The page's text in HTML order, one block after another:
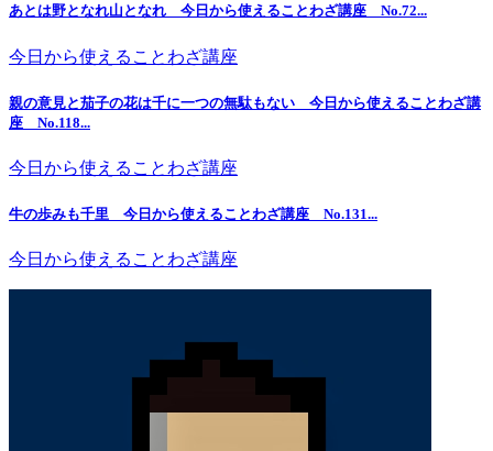
あとは野となれ山となれ 今日から使えることわざ講座 No.72...
今日から使えることわざ講座
親の意見と茄子の花は千に一つの無駄もない 今日から使えることわざ講
座 No.118...
今日から使えることわざ講座
牛の歩みも千里 今日から使えることわざ講座 No.131...
今日から使えることわざ講座